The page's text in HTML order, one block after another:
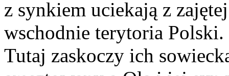
z synkiem uciekają z
wschodnie terytoria
Tutaj zaskoczy ich